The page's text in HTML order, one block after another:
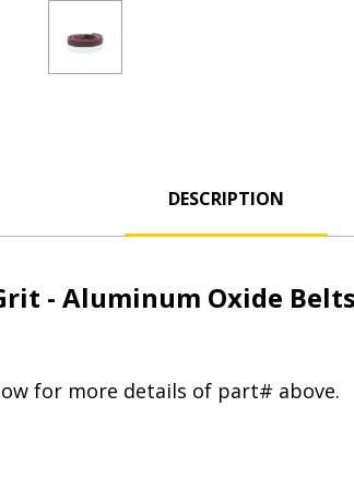
DESCRIPTION
- Aluminum Oxide
for more details of part# above.